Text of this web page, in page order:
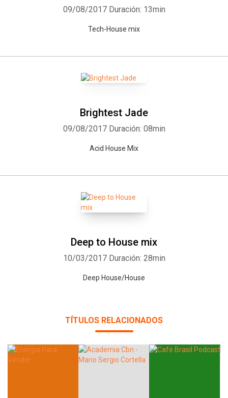
09/08/2017 Duración: 13min
Tech-House mix
Brightest Jade
09/08/2017 Duración: 08min
Acid House Mix
Deep to House mix
10/03/2017 Duración: 28min
Deep House/House
TÍTULOS RELACIONADOS